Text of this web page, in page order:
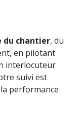
du chantier, du
en pilotant
interlocuteur
suivi est
performance